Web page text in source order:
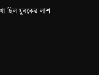
ছিল যুবকের লাশ